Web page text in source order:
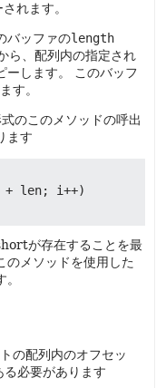
れます。
バッファのlength
ら、配列内の指定され
します。
このバッフ
す。
のこのメソッドの呼出
ます
+ len; i++)
が存在することを最
のメソッドを使用した
の配列内のオフセッ
る必要があります